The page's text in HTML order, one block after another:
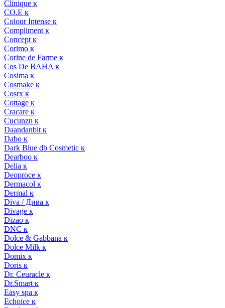
Clinique к
CO.E к
Colour Intense к
Compliment к
Concept к
Corimo к
Corine de Farme к
Cos De BAHA к
Cosima к
Cosmake к
Cosrx к
Cottage к
Cracare к
Cucunzn к
Daandanbit к
Dabo к
Dark Blue db Cosmetic к
Dearboo к
Delia к
Deoproce к
Dermacol к
Dermal к
Diva / Дива к
Divage к
Dizao к
DNC к
Dolce & Gabbana к
Dolce Milk к
Domix к
Doris к
Dr. Ceuracle к
Dr.Smart к
Easy spa к
Echoice к